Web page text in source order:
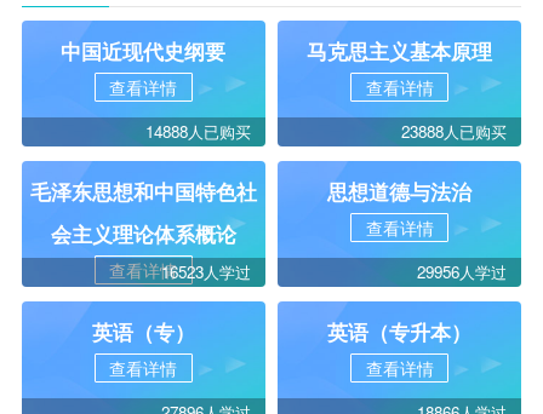
中国近现代史纲要
查看详情
14888人已购买
马克思主义基本原理
查看详情
23888人已购买
毛泽东思想和中国特色社
会主义理论体系概论
查看详情16523人学过
思想道德与法治
查看详情
29956人学过
英语（专）
查看详情
英语（专升本）
查看详情